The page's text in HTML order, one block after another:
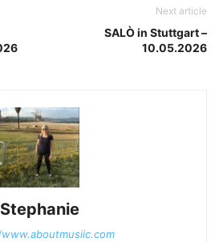
Next article
SALÒ in Stuttgart –
10.05.2026
Stephanie